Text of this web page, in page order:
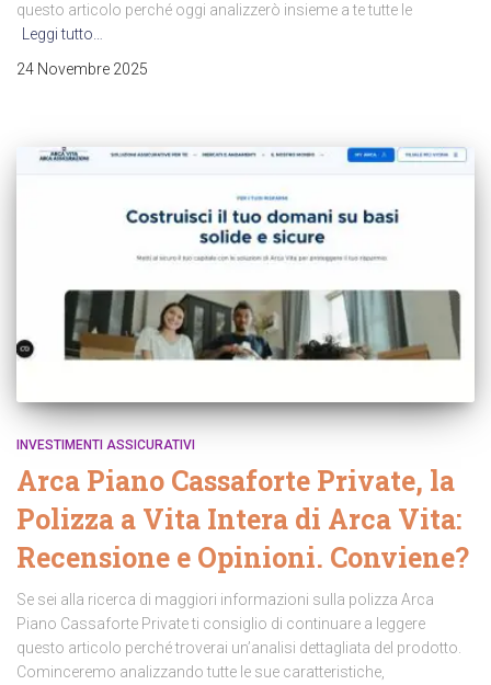
questo articolo perché oggi analizzerò insieme a te tutte le
Leggi tutto…
24 Novembre 2025
INVESTIMENTI ASSICURATIVI
Arca Piano Cassaforte Private, la
Polizza a Vita Intera di Arca Vita:
Recensione e Opinioni. Conviene?
Se sei alla ricerca di maggiori informazioni sulla polizza Arca
Piano Cassaforte Private ti consiglio di continuare a leggere
questo articolo perché troverai un’analisi dettagliata del prodotto.
Cominceremo analizzando tutte le sue caratteristiche,